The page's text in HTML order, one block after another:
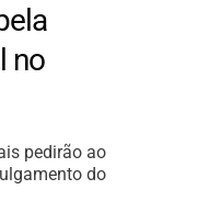
no
pedirão ao
do